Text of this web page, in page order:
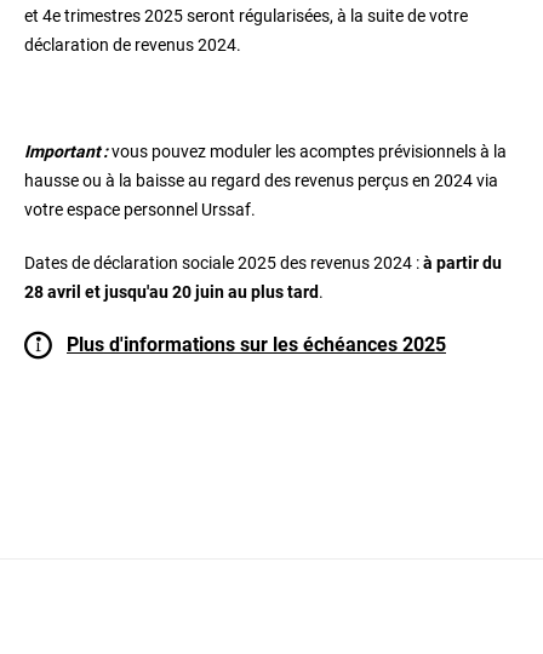
et 4e trimestres 2025 seront régularisées, à la suite de votre
déclaration de revenus 2024.
Important :vous pouvez moduler les acomptes prévisionnels à la
hausse ou à la baisse au regard des revenus perçus en 2024 via
votre espace personnel Urssaf.
Dates de déclaration sociale 2025 des revenus 2024 :à partir du
28 avril et jusqu'au 20 juin au plus tard.
Plus d'informations sur les échéances 2025